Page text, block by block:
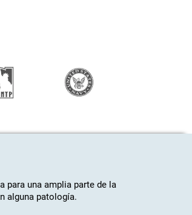
para una amplia parte de la
alguna patología.